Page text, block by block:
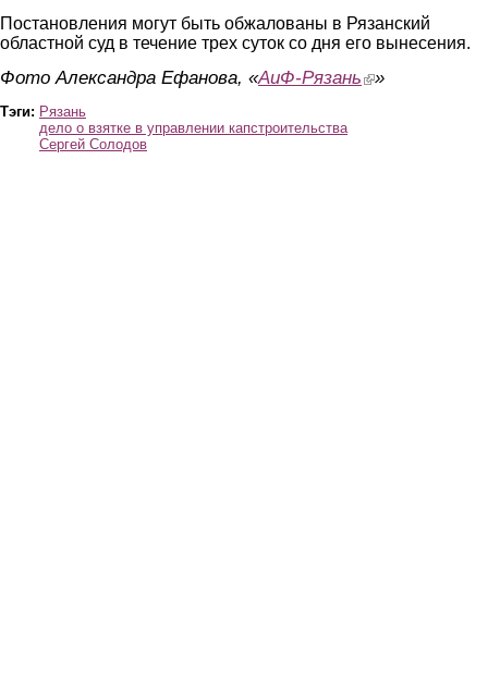
Постановления могут быть обжалованы в Рязанский
областной суд в течение трех суток со дня его вынесения.
Фото Александра Ефанова, «АиФ-Рязань (link is external)
»
Тэги: Рязань
дело о взятке в управлении капстроительства
Сергей Солодов